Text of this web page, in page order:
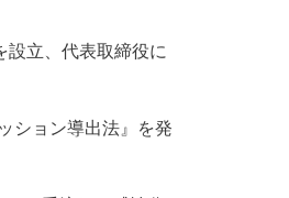
設立、代表取締役に
ション導出法』を発